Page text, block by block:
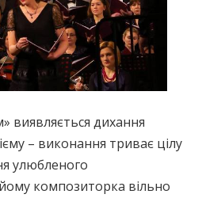
виявляється дихання
– виконання триває цілу
улюбленого
композиторка вільно